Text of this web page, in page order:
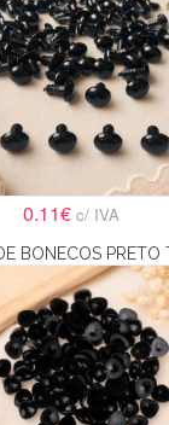
0.11€ c/ IVA